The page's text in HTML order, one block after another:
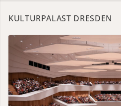
KULTURPALAST DRESDEN